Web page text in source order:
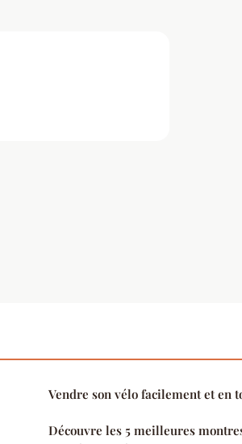
Vendre son vélo facilement et en
Découvre les 5 meilleures